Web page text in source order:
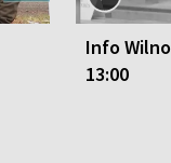
Info
13:00